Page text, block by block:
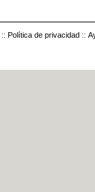
:: Política de privacidad ::